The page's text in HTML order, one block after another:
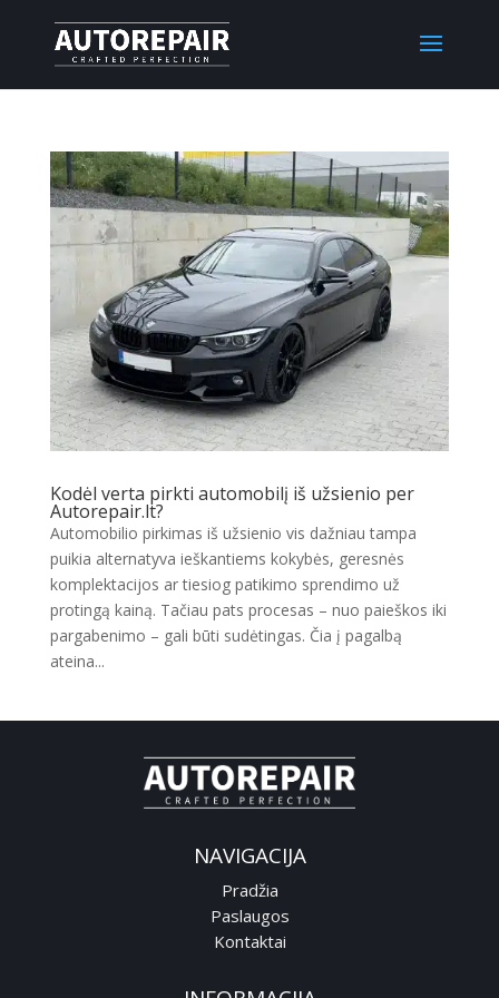
Kodėl verta pirkti automobilį iš užsienio per
Autorepair.lt?
Automobilio pirkimas iš užsienio vis dažniau tampa
puikia alternatyva ieškantiems kokybės, geresnės
komplektacijos ar tiesiog patikimo sprendimo už
protingą kainą. Tačiau pats procesas – nuo paieškos iki
pargabenimo – gali būti sudėtingas. Čia į pagalbą
ateina...
NAVIGACIJA
Pradžia
Paslaugos
Kontaktai